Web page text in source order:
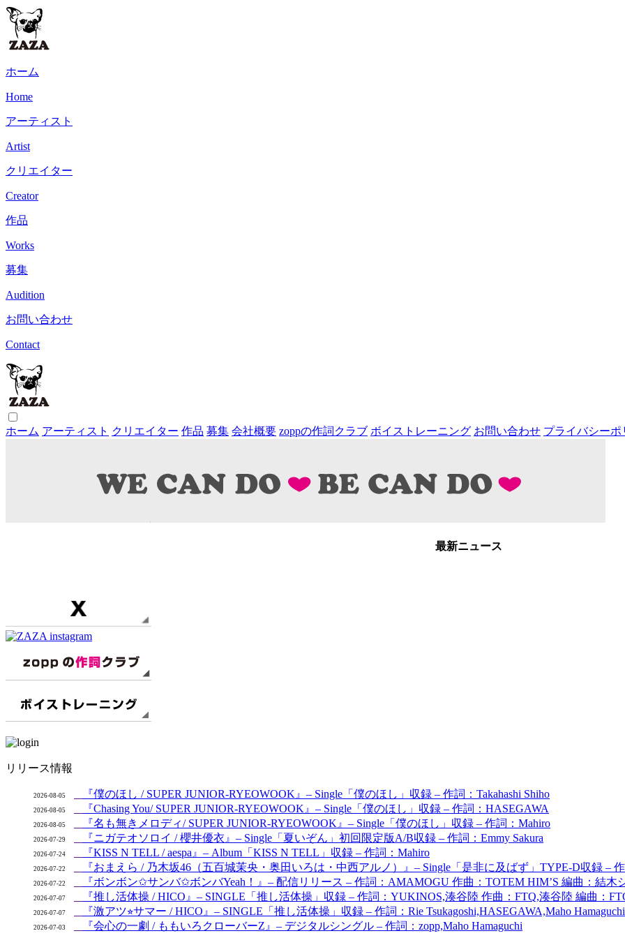
ホーム
Home
アーティスト
Artist
クリエイター
Creator
作品
Works
募集
Audition
お問い合わせ
Contact
ホーム アーティスト クリエイター 作品 募集 会社概要 zoppの作詞クラブ ボイストレーニング お問い合わせ プライバシーポ
最新ニュース
リリース情報
2026-08-05 『僕のほし / SUPER JUNIOR-RYEOWOOK』– Single「僕のほし」収録 – 作詞：Takahashi Shiho
2026-08-05 『Chasing You/ SUPER JUNIOR-RYEOWOOK』– Single「僕のほし」収録 – 作詞：HASEGAWA
2026-08-05 『名も無きメロディ/ SUPER JUNIOR-RYEOWOOK』– Single「僕のほし」収録 – 作詞：Mahiro
2026-07-29 『ニガテオソロイ / 櫻井優衣』– Single「夏いぞん」初回限定版A/B収録 – 作詞：Emmy Sakura
2026-07-24 『KISS N TELL / aespa』– Album「KISS N TELL」収録 – 作詞：Mahiro
2026-07-22 『おまえら / 乃木坂46（五百城茉央・奥田いろは・中西アルノ）』– Single「是非に及ばず」TYPE-D収録 –
2026-07-22 『ボンボン✩サンバ✩ボンバYeah！』– 配信リリース – 作詞：AMAMOGU 作曲：TOTEM HIM’S 編曲：結木
2026-07-07 『推し活体操 / HICO』– SINGLE「推し活体操」収録 – 作詞：YUKINOS,湊谷陸 作曲：FTQ,湊谷陸 編曲：
2026-07-07 『激アツ⭐︎サマー / HICO』– SINGLE「推し活体操」収録 – 作詞：Rie Tsukagoshi,HASEGAWA,Maho
2026-07-03 『会心の一劇 / ももいろクローバーZ』– デジタルシングル – 作詞：zopp,Maho Hamaguchi